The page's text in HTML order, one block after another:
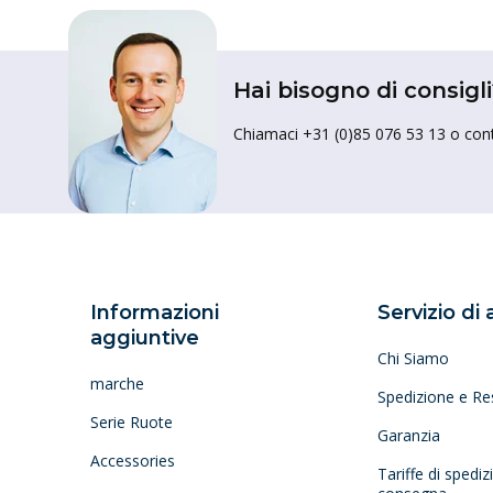
Hai bisogno di
Chiamaci +31 (0)85 076 53 13 o
Informazioni
aggiuntive
marche
Serie Ruote
Accessories
Servizio di
Chi Siamo
Spedizione e
Garanzia
Tariffe di